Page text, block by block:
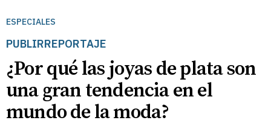
ESPECIALES
PUBLIRREPORTAJE
¿Por qué las joyas de plata son
una gran tendencia en el
mundo de la moda?